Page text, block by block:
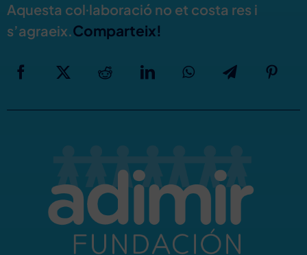
Aquesta col·laboració no et costa res i
s’agraeix.Comparteix!